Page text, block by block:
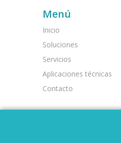
Menú
Inicio
Soluciones
Servicios
Aplicaciones técnicas
Contacto